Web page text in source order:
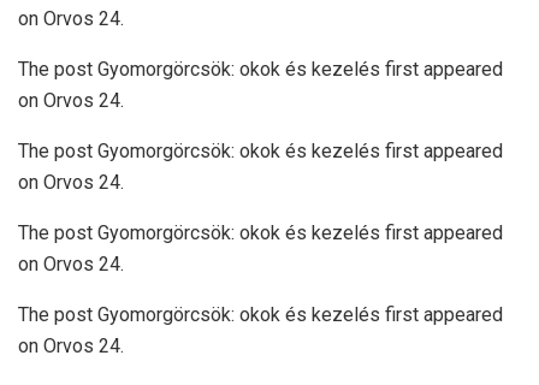
on Orvos 24.
The post Gyomorgörcsök: okok és kezelés first appeared
on Orvos 24.
The post Gyomorgörcsök: okok és kezelés first appeared
on Orvos 24.
The post Gyomorgörcsök: okok és kezelés first appeared
on Orvos 24.
The post Gyomorgörcsök: okok és kezelés first appeared
on Orvos 24.